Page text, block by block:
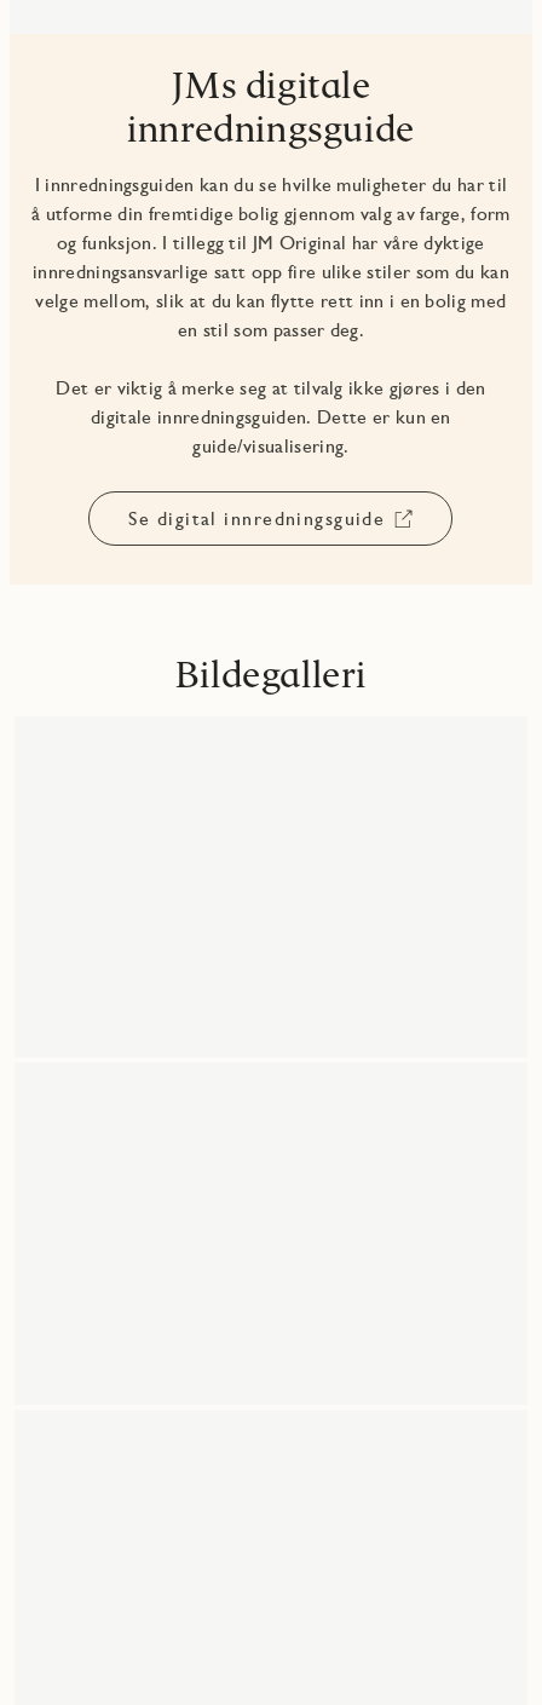
JMs digitale
innredningsguide
I innredningsguiden kan du se hvilke muligheter du har til
å utforme din fremtidige bolig gjennom valg av farge, form
og funksjon. I tillegg til JM Original har våre dyktige
innredningsansvarlige satt opp fire ulike stiler som du kan
velge mellom, slik at du kan flytte rett inn i en bolig med
en stil som passer deg.
Det er viktig å merke seg at tilvalg ikke gjøres i den
digitale innredningsguiden. Dette er kun en
guide/visualisering.
Se digital innredningsguide
Bildegalleri